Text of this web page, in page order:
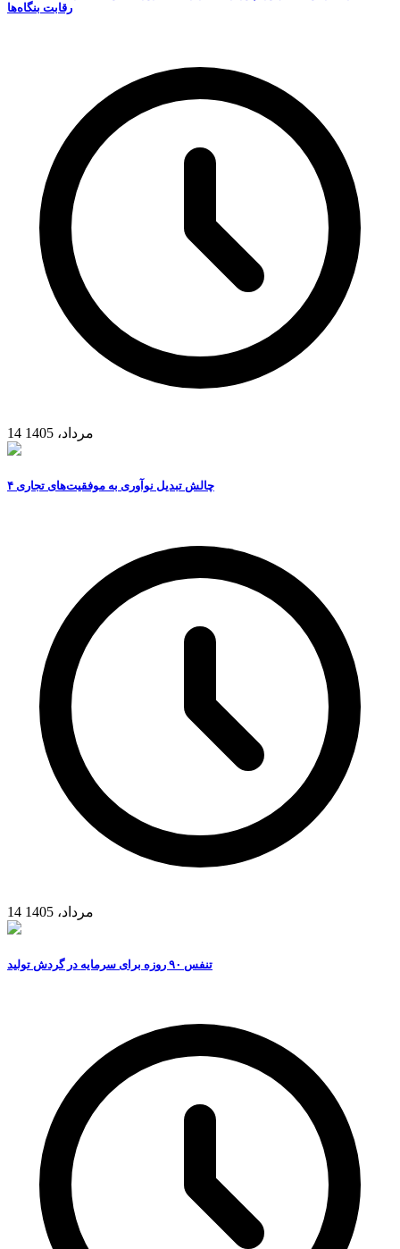
رقابت‌ بنگاه‌ها
14 مرداد، 1405
۴ چالش تبدیل نوآوری به موفقیت‌های تجاری
14 مرداد، 1405
تنفس ۹۰ روزه برای سرمایه در گردش تولید